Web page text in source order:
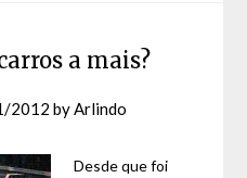
a mais?
2012 byArlindo
Desde que foi